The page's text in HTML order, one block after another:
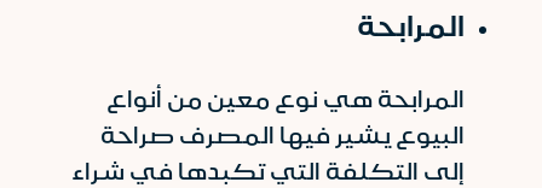
المرابحة
المرابحة هي نوع معين من أنواع
البيوع يشير فيها المصرف صراحة
إلى التكلفة التي تكبدها في شراء